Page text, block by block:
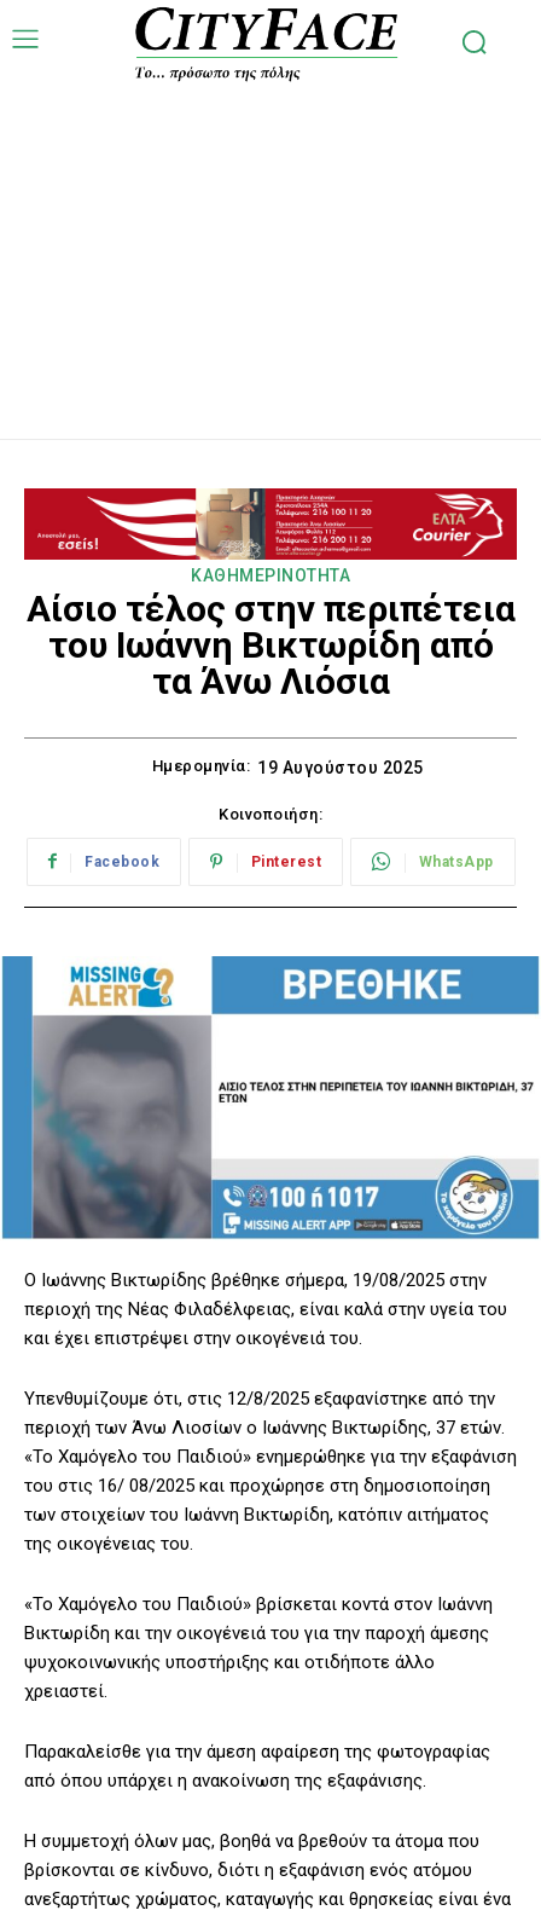
ΚΑΘΗΜΕΡΙΝΟΤΗΤΑ
Αίσιο τέλος στην περιπέτεια
του Ιωάννη Βικτωρίδη από
τα Άνω Λιόσια
Ημερομηνία: 19 Αυγούστου 2025
Κοινοποιήση:
Facebook Pinterest WhatsApp
Ο Ιωάννης Βικτωρίδης βρέθηκε σήμερα, 19/08/2025 στην
περιοχή της Νέας Φιλαδέλφειας, είναι καλά στην υγεία του
και έχει επιστρέψει στην οικογένειά του.
Υπενθυμίζουμε ότι, στις 12/8/2025 εξαφανίστηκε από την
περιοχή των Άνω Λιοσίων ο Ιωάννης Βικτωρίδης, 37 ετών.
«Το Χαμόγελο του Παιδιού» ενημερώθηκε για την εξαφάνιση
του στις 16/ 08/2025 και προχώρησε στη δημοσιοποίηση
των στοιχείων του Ιωάννη Βικτωρίδη, κατόπιν αιτήματος
της οικογένειας του.
«To Χαμόγελο του Παιδιού» βρίσκεται κοντά στον Ιωάννη
Βικτωρίδη και την οικογένειά του για την παροχή άμεσης
ψυχοκοινωνικής υποστήριξης και οτιδήποτε άλλο
χρειαστεί.
Παρακαλείσθε για την άμεση αφαίρεση της φωτογραφίας
από όπου υπάρχει η ανακοίνωση της εξαφάνισης.
Η συμμετοχή όλων μας, βοηθά να βρεθούν τα άτομα που
βρίσκονται σε κίνδυνο, διότι η εξαφάνιση ενός ατόμου
ανεξαρτήτως χρώματος, καταγωγής και θρησκείας είναι ένα